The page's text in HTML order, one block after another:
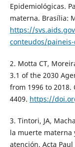
Epidemiológicas.
materna. Brasília:
https://
conteudos/
2. Motta CT,
3.1 of the 2030
from 1996 to 2018.
4409. https://
3. Tintori, JA,
la muerte materna
atención. Acta Paul